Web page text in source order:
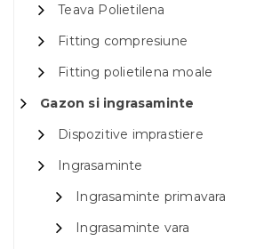
Teava Polietilena
Fitting compresiune
Fitting polietilena moale
Gazon si ingrasaminte
Dispozitive imprastiere
Ingrasaminte
Ingrasaminte primavara
Ingrasaminte vara